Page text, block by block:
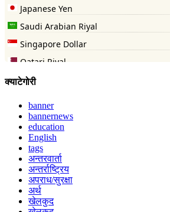
क्याटेगोरी
banner
bannernews
education
English
tags
अन्तरवार्ता
अन्तर्राष्ट्रिय
अपराध/सुरक्षा
अर्थ
खेलकुद